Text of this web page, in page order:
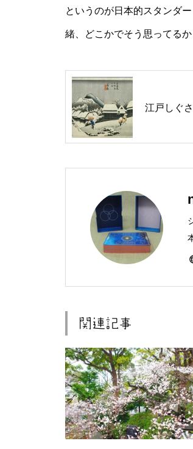
というのが日本的スタンダ
緒、どこかでそう思ってる
江戸しぐ
関連記事